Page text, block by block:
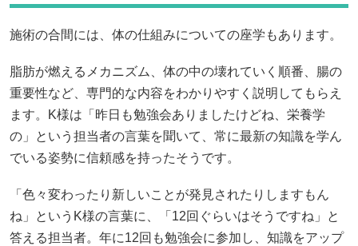
施術の合間には、体の仕組みについての座学もあります。
脂肪が燃えるメカニズム、体の中の壊れていく順番、腸の
重要性など、専門的な内容をわかりやすく説明してもらえ
ます。K様は「昨日も勉強会ありましたけどね、栄養学
の」という担当者の言葉を聞いて、常に最新の知識を学ん
でいる姿勢に信頼感を持ったそうです。
「色々変わったり新しいことが発見されたりしますもん
ね」というK様の言葉に、「12回ぐらいはそうですね」と
答える担当者。年に12回も勉強会に参加し、知識をアップ